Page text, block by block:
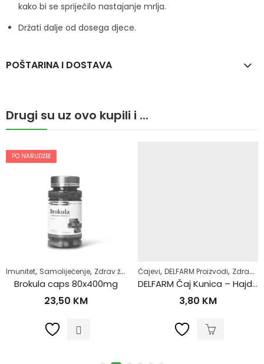
kako bi se spriječilo nastajanje mrlja.
Držati dalje od dosega djece.
POŠTARINA I DOSTAVA
Drugi su uz ovo kupili i ...
sistema
PO NARUDŽBI
Imunitet, Samoliječenje, Zdrav život Žensko zdravlje
Brokula caps 80x400mg
23,50 KM
Čajevi, DELFARM Proizvodi, Zdrav život
DELFARM Čaj Kunica – Hajdučka trava 50g
3,80 KM